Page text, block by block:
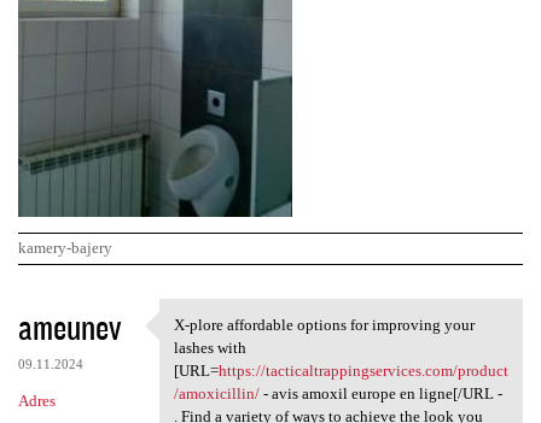
kamery-bajery
K
o
m
e
ameunev
09.11.2024
Adres
X-plore affordable options
X-plore affordable options for improving your
lashes with
[URL=https://tacticaltrappingservices.com/product
/amoxicillin/- avis amoxil europe en ligne[/URL -
. Find a variety of ways to achieve the look you